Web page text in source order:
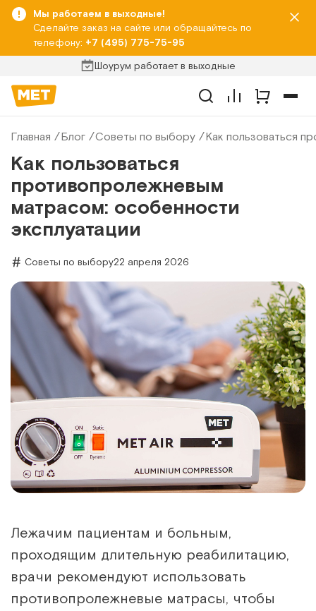
Мы работаем в выходные!
Сделайте заказ на сайте или обращайтесь по
телефону: +7 (495) 775-75-95
Шоурум работает в выходные
Главная Блог Советы по выбору Как пользоваться
Как пользоваться
противопролежневым
матрасом: особенности
эксплуатации
Советы по выбору22 апреля 2026
Лежачим пациентам и больным,
проходящим длительную реабилитацию,
врачи рекомендуют использовать
противопролежневые матрасы, чтобы